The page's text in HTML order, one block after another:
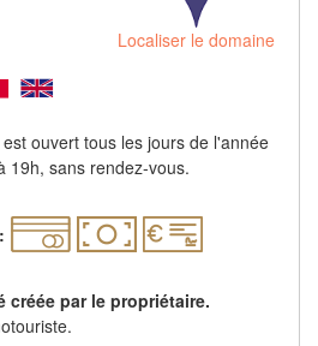
Localiser le domaine
ouvert tous les jours de l'année
19h, sans rendez-vous.
créée par le propriétaire.